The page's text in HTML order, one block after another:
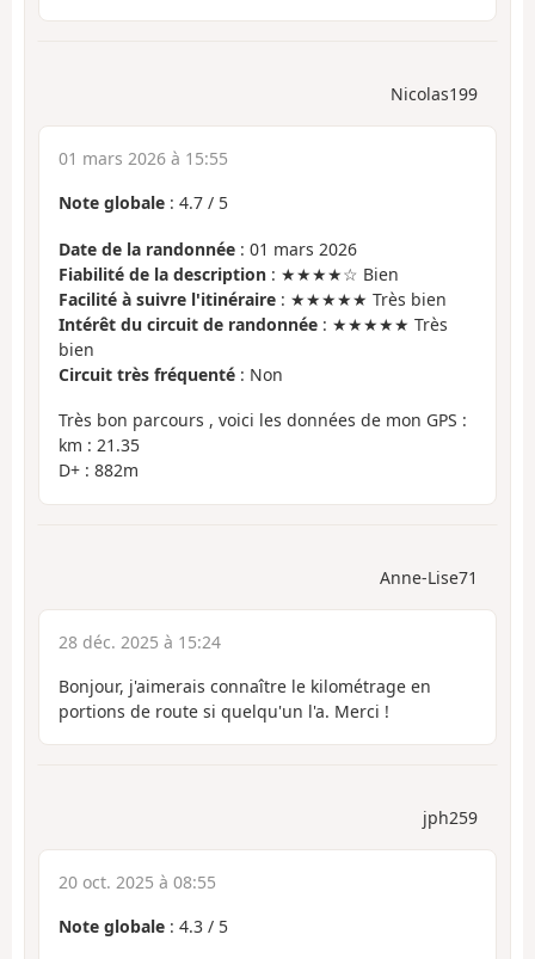
Nicolas199
01 mars 2026 à 15:55
Note globale : 4.7 / 5
Date de la randonnée : 01 mars 2026
Fiabilité de la description : ★★★★☆ Bien
Facilité à suivre l'itinéraire : ★★★★★ Très bien
Intérêt du circuit de randonnée : ★★★★★ Très
bien
Circuit très fréquenté : Non
Très bon parcours , voici les données de mon GPS :
km : 21.35
D+ : 882m
Anne-Lise71
28 déc. 2025 à 15:24
Bonjour, j'aimerais connaître le kilométrage en
portions de route si quelqu'un l'a. Merci !
jph259
20 oct. 2025 à 08:55
Note globale : 4.3 / 5